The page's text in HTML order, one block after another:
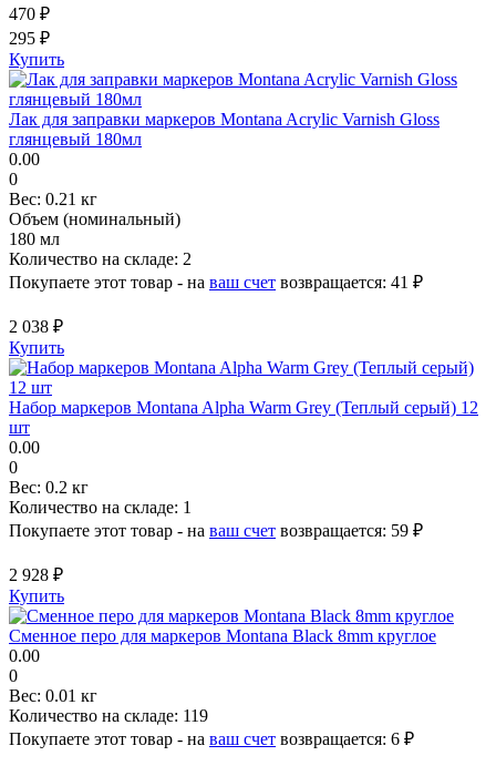
470 ₽
295 ₽
Купить
Лак для заправки маркеров Montana Acrylic Varnish Gloss
глянцевый 180мл
0.00
0
Вес: 0.21 кг
Объем (номинальный)
180 мл
Количество на складе: 2
Покупаете этот товар - на ваш счет возвращается: 41 ₽
2 038 ₽
Купить
Набор маркеров Montana Alpha Warm Grey (Теплый серый) 12
шт
0.00
0
Вес: 0.2 кг
Количество на складе: 1
Покупаете этот товар - на ваш счет возвращается: 59 ₽
2 928 ₽
Купить
Сменное перо для маркеров Montana Black 8mm круглое
0.00
0
Вес: 0.01 кг
Количество на складе: 119
Покупаете этот товар - на ваш счет возвращается: 6 ₽